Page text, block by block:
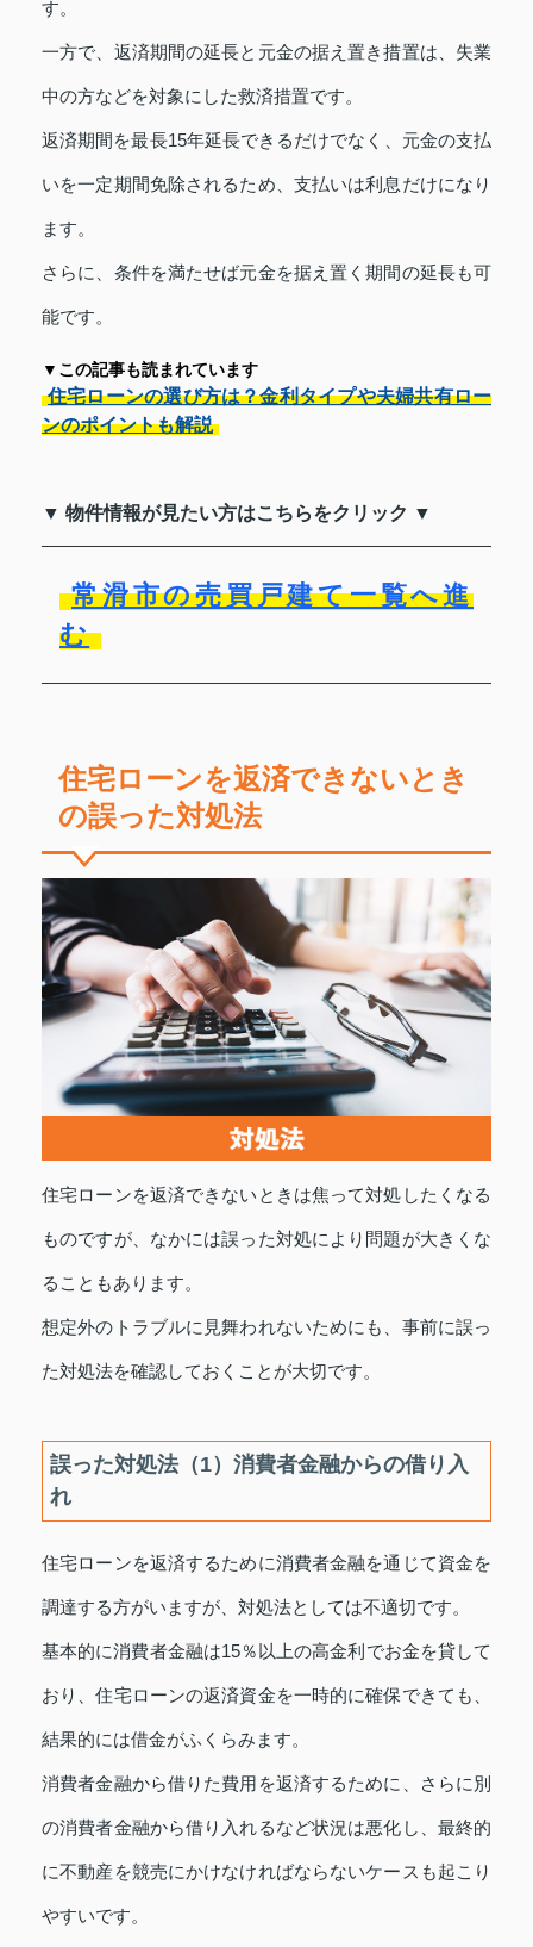
す。
一方で、返済期間の延長と元金の据え置き措置は、失業
中の方などを対象にした救済措置です。
返済期間を最長15年延長できるだけでなく、元金の支払
いを一定期間免除されるため、支払いは利息だけになり
ます。
さらに、条件を満たせば元金を据え置く期間の延長も可
能です。
▼この記事も読まれています
住宅ローンの選び方は？金利タイプや夫婦共有ロー
ンのポイントも解説
▼ 物件情報が見たい方はこちらをクリック ▼
常滑市の売買戸建て一覧へ進
む
住宅ローンを返済できないとき
の誤った対処法
住宅ローンを返済できないときは焦って対処したくなる
ものですが、なかには誤った対処により問題が大きくな
ることもあります。
想定外のトラブルに見舞われないためにも、事前に誤っ
た対処法を確認しておくことが大切です。
誤った対処法（1）消費者金融からの借り入
れ
住宅ローンを返済するために消費者金融を通じて資金を
調達する方がいますが、対処法としては不適切です。
基本的に消費者金融は15％以上の高金利でお金を貸して
おり、住宅ローンの返済資金を一時的に確保できても、
結果的には借金がふくらみます。
消費者金融から借りた費用を返済するために、さらに別
の消費者金融から借り入れるなど状況は悪化し、最終的
に不動産を競売にかけなければならないケースも起こり
やすいです。